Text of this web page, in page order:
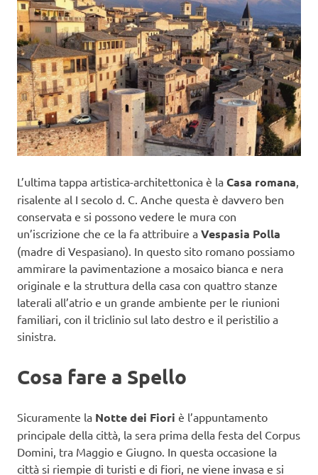
L’ultima tappa artistica-architettonica è la Casa romana,
risalente al I secolo d. C. Anche questa è davvero ben
conservata e si possono vedere le mura con
un’iscrizione che ce la fa attribuire a Vespasia Polla
(madre di Vespasiano). In questo sito romano possiamo
ammirare la pavimentazione a mosaico bianca e nera
originale e la struttura della casa con quattro stanze
laterali all’atrio e un grande ambiente per le riunioni
familiari, con il triclinio sul lato destro e il peristilio a
sinistra.
Cosa fare a Spello
Sicuramente la Notte dei Fiori è l’appuntamento
principale della città, la sera prima della festa del Corpus
Domini, tra Maggio e Giugno. In questa occasione la
città si riempie di turisti e di fiori, ne viene invasa e si